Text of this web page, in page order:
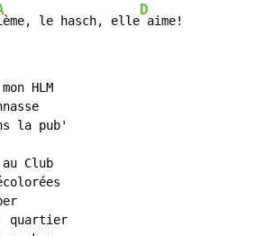
le hasch, elle
D
aime!
HLM
la pub'
Club
quartier